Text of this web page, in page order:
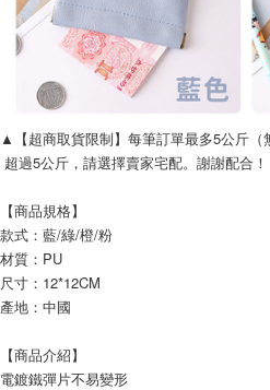
▲【超商取貨限制】每筆訂單最多5公斤（
超過5公斤，請選擇賣家宅配。謝謝配合！
【商品規格】
款式：藍/綠/橙/粉
材質：PU
尺寸：12*12CM
產地：中國
【商品介紹】
電鍍鐵彈片不易變形